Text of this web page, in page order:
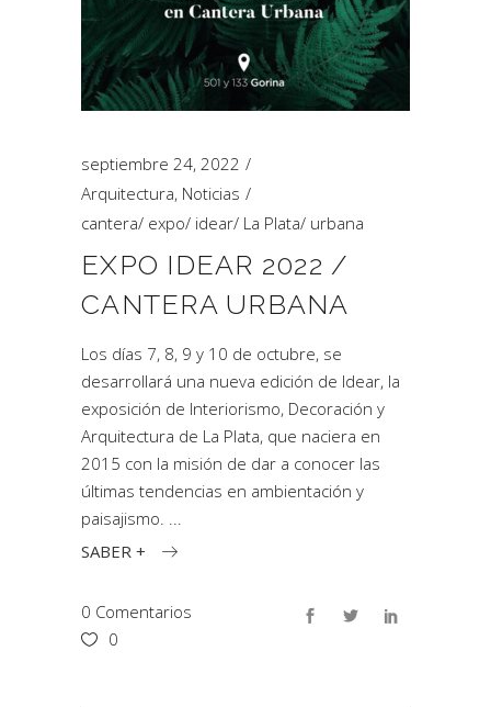
septiembre 24, 2022
Arquitectura, Noticias
cantera/ expo/ idear/ La Plata/ urbana
EXPO IDEAR 2022 /
CANTERA URBANA
Los días 7, 8, 9 y 10 de octubre, se
desarrollará una nueva edición de Idear, la
exposición de Interiorismo, Decoración y
Arquitectura de La Plata, que naciera en
2015 con la misión de dar a conocer las
últimas tendencias en ambientación y
paisajismo.
SABER +
0 Comentarios
0